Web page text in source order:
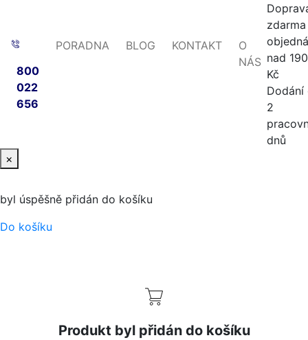
800
022
656
PORADNA BLOG KONTAKT
O
NÁS nad
Kč
Dodání
2
dnů
×
byl úspěšně přidán do košíku
Do košíku
Produkt byl přidán do košíku